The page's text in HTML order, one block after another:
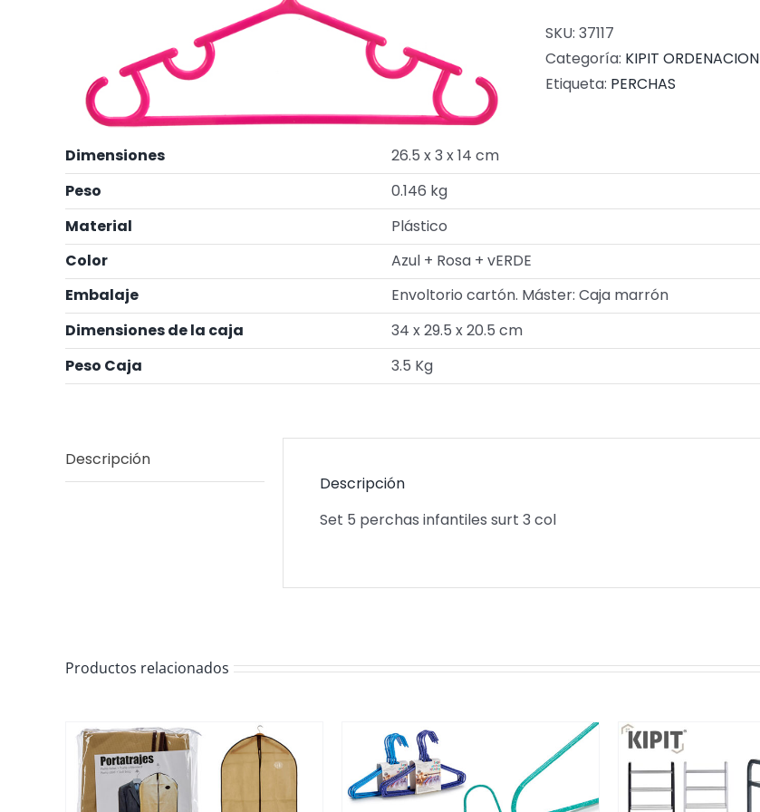
SKU: 37117
Categoría: KIPIT ORDENACION
Etiqueta: PERCHAS
Dimensiones
26.5 x 3 x 14 cm
Peso
0.146 kg
Material
Plástico
Color
Azul + Rosa + vERDE
Embalaje
Envoltorio cartón. Máster: Caja marrón
Dimensiones de la caja
34 x 29.5 x 20.5 cm
Peso Caja
3.5 Kg
Descripción
Descripción
Set 5 perchas infantiles surt 3 col
Productos relacionados